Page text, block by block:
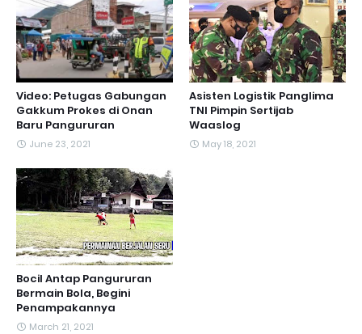
Video: Petugas Gabungan
Gakkum Prokes di Onan
Baru Pangururan
June 23, 2021
Asisten Logistik Panglima
TNI Pimpin Sertijab
Waaslog
May 18, 2021
Bocil Antap Pangururan
Bermain Bola, Begini
Penampakannya
March 21, 2021